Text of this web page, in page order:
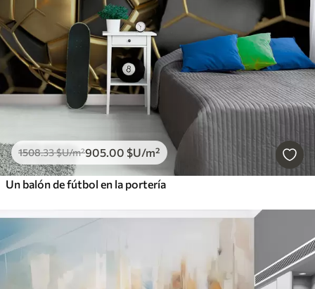
1508.33$U/m²905.00 $U/m²
Un balón de fútbol en la portería